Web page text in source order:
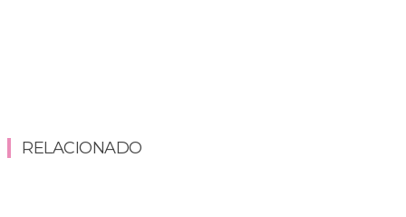
RELACIONADO